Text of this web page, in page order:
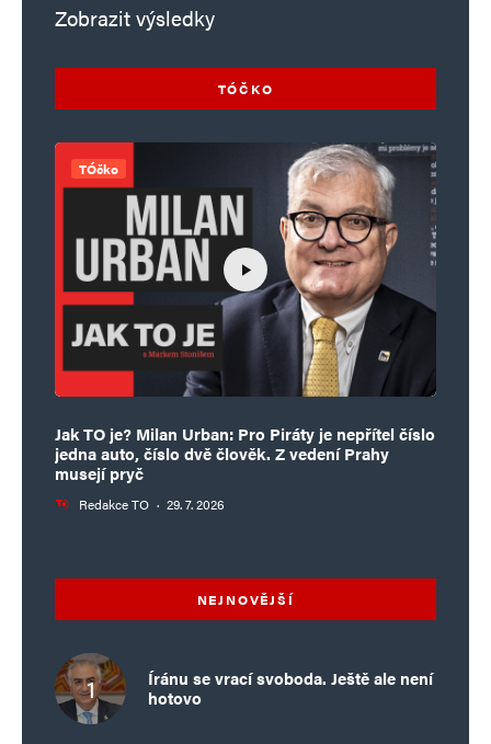
Zobrazit výsledky
TÓČKO
TÓčko
Jak TO je? Milan Urban: Pro Piráty je nepřítel číslo
jedna auto, číslo dvě člověk. Z vedení Prahy
musejí pryč
Redakce TO · 29. 7. 2026
NEJNOVĚJŠÍ
Íránu se vrací svoboda. Ještě ale není
hotovo